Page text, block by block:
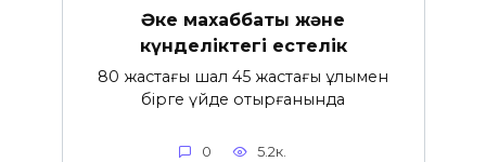
Әке махаббаты және
күнделіктегі естелік
80 жастағы шал 45 жастағы ұлымен
бірге үйде отырғанында
0 5.2к.